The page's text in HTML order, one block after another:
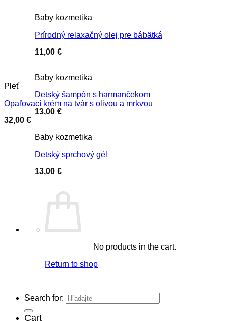
Baby kozmetika
Prírodný relaxačný olej pre bábätká
11,00 €
Baby kozmetika
Detský šampón s harmančekom
13,00 €
Baby kozmetika
Detský sprchový gél
13,00 €
No products in the cart.
Return to shop
Search for:
Cart
Pleť
Opaľovací krém na tvár s olivou a mrkvou
32,00 €